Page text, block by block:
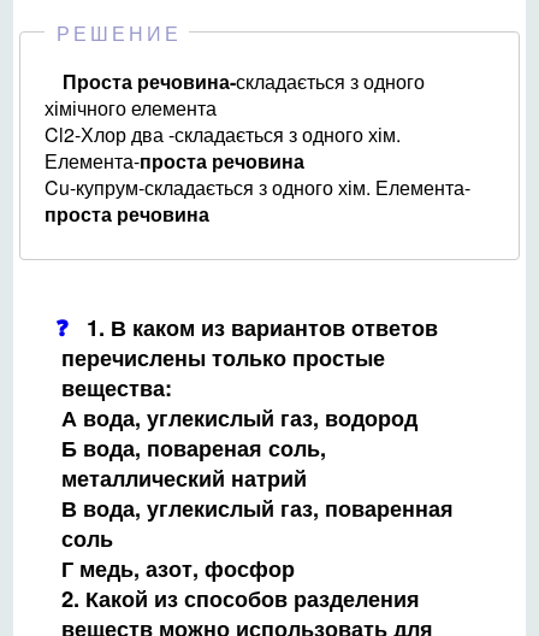
РЕШЕНИЕ
Проста речовина-складається з одного
хімічного елемента
Cl2-Хлор два -складається з одного хім.
Елемента-проста речовина
Cu-купрум-складається з одного хім. Елемента-
проста речовина
1. В каком из вариантов ответов
перечислены только простые
вещества:
А вода, углекислый газ, водород
Б вода, повареная соль,
металлический натрий
В вода, углекислый газ, поваренная
соль
Г медь, азот, фосфор
2. Какой из способов разделения
веществ можно использовать для